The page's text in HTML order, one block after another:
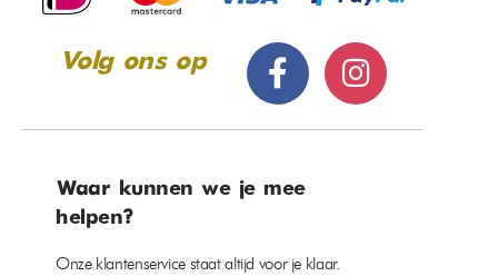
Volg ons op
Waar kunnen we je mee
helpen?
Onze klantenservice staat altijd voor je klaar.